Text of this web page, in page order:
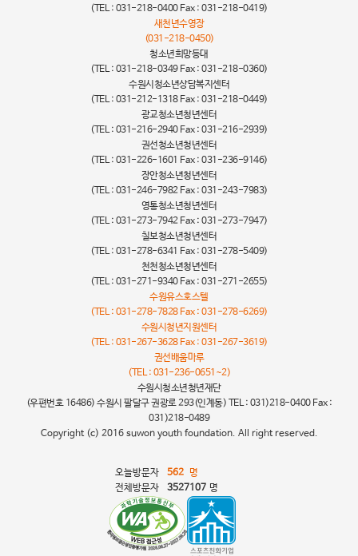
(TEL : 031-218-0400 Fax : 031-218-0419)
새천년수영장
(031-218-0450)
청소년희망등대
(TEL : 031-218-0349 Fax : 031-218-0360)
수원시청소년상담복지센터
(TEL : 031-212-1318 Fax : 031-218-0449)
광교청소년청년센터
(TEL : 031-216-2940 Fax : 031-216-2939)
권선청소년청년센터
(TEL : 031-226-1601 Fax : 031-236-9146)
장안청소년청년센터
(TEL : 031-246-7982 Fax : 031-243-7983)
영통청소년청년센터
(TEL : 031-273-7942 Fax : 031-273-7947)
칠보청소년청년센터
(TEL : 031-278-6341 Fax : 031-278-5409)
천천청소년청년센터
(TEL : 031-271-9340 Fax : 031-271-2655)
수원유스호스텔
(TEL : 031-278-7828 Fax : 031-278-6269)
수원시청년지원센터
(TEL : 031-267-3628 Fax : 031-267-3619)
권선배움마루
(TEL : 031-236-0651~2)
수원시청소년청년재단
(우편번호 16486) 수원시 팔달구 권광로 293(인계동) TEL : 031)218-0400 Fax :
031)218-0489
Copyright (c) 2016 suwon youth foundation. All right reserved.
오늘방문자 562 명
전체방문자
3527107 명